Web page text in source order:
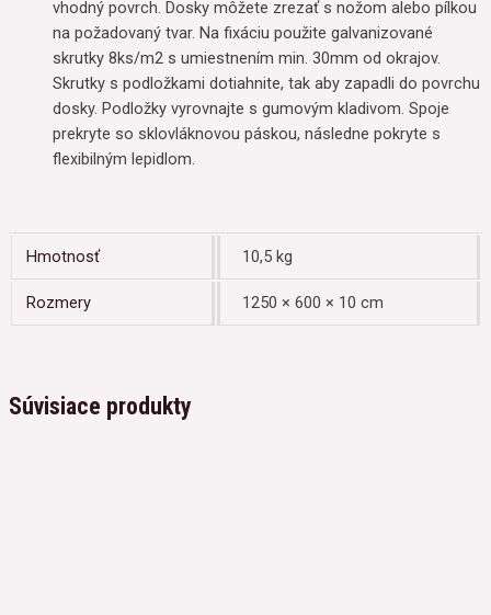
vhodný povrch. Dosky môžete zrezať s nožom alebo pílkou
na požadovaný tvar. Na fixáciu použite galvanizované
skrutky 8ks/m2 s umiestnením min. 30mm od okrajov.
Skrutky s podložkami dotiahnite, tak aby zapadli do povrchu
dosky. Podložky vyrovnajte s gumovým kladivom. Spoje
prekryte so sklovláknovou páskou, následne pokryte s
flexibilným lepidlom.
Hmotnosť 10,5 kg
Rozmery 1250 × 600 × 10 cm
Súvisiace produkty